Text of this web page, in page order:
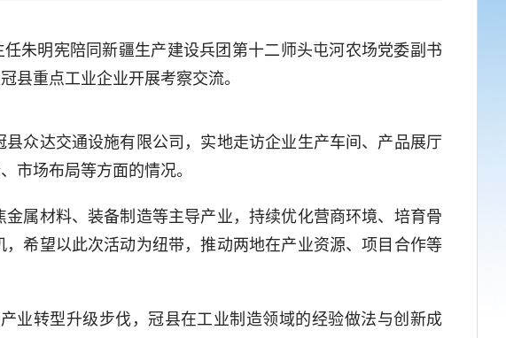
明宪陪同新疆生产建设兵团第十二师头屯河农场党委副书
县重点工业企业开展考察交流。
达交通设施有限公司，实地走访企业生产车间、产品展厅
市场布局等方面的情况。
材料、装备制造等主导产业，持续优化营商环境、培育骨
希望以此次活动为纽带，推动两地在产业资源、项目合作等
转型升级步伐，冠县在工业制造领域的经验做法与创新成